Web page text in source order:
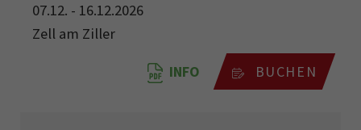
07.12. - 16.12.2026
Zell am Ziller
INFO BUCHEN